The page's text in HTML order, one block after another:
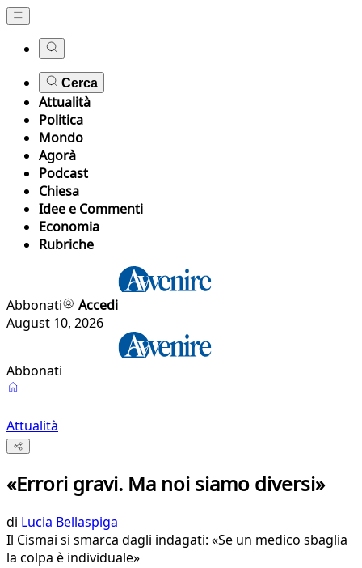
Cerca
Attualità
Politica
Mondo
Agorà
Podcast
Chiesa
Idee e Commenti
Economia
Rubriche
Abbonati
Accedi
August 10, 2026
Abbonati
Attualità
«Errori gravi. Ma noi siamo diversi»
di Lucia Bellaspiga
Il Cismai si smarca dagli indagati: «Se un medico sbaglia
la colpa è individuale»